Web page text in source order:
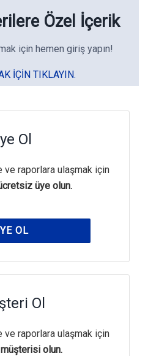
Özel İçerik
için hemen giriş yapın!
IÇIN TIKLAYIN.
Ol
ve raporlara ulaşmak için
üye olun.
OL
Ol
ve raporlara ulaşmak için
müşterisi olun.